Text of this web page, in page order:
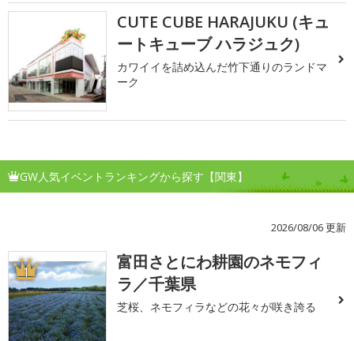
CUTE CUBE HARAJUKU (キュ
ートキューブ ハラジュク)
カワイイを詰め込んだ竹下通りのランドマ
ーク
GW人気イベントランキングから探す【関東】
2026/08/06 更新
1
富田さとにわ耕園のネモフィ
ラ／千葉県
芝桜、ネモフィラなどの花々が咲き誇る